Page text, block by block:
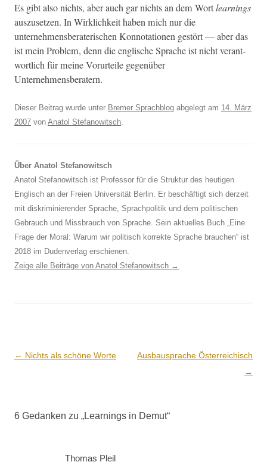
Es gibt also nichts, aber auch gar nichts an dem Wortlearn­ings
auszuset­zen. In Wirk­lichkeit haben mich nur die
unternehmens­ber­a­ter­ischen Kon­no­ta­tio­nen gestört — aber das
ist mein Prob­lem, denn die englis­che Sprache ist nicht ver­ant­
wortlich für meine Vorurteile gegenüber
Unternehmensberatern.
Dieser Beitrag wurde unter Bremer Sprachblog abgelegt am 14. März
2007 von Anatol Stefanowitsch
Über Anatol Stefanowitsch
Anatol Stefanowitsch ist Professor für die Struktur des heutigen
Englisch an der Freien Universität Berlin. Er beschäftigt sich derzeit
mit diskriminierender Sprache, Sprachpolitik und dem politischen
Gebrauch und Missbrauch von Sprache. Sein aktuelles Buch „Eine
Frage der Moral: Warum wir politisch korrekte Sprache brauchen“ ist
2018 im Dudenverlag erschienen.
Zeige alle Beiträge von Anatol Stefanowitsch →
Beitrags-
← Nichts als schöne Worte
Ausbausprache Österreichisch
→
6 Gedanken zu „Learnings in Demut“
Thomas Pleil